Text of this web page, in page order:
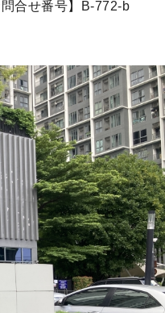
問合せ番号】B-772-b